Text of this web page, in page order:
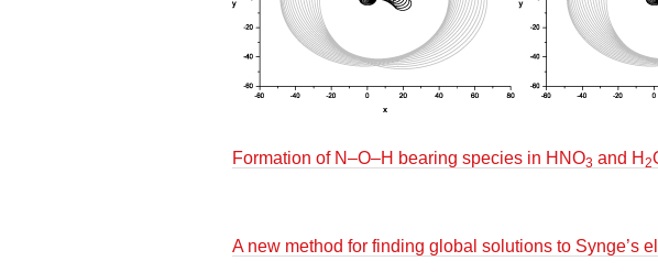
Formation of N–O–H bearing species in HNO3 and H 2
A new method for finding global solutions to Synge’s